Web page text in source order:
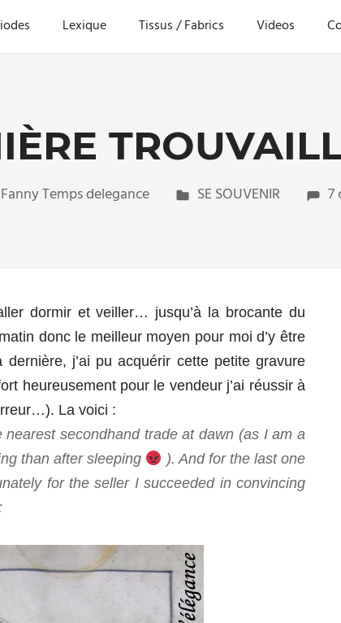
Lexique Tissus / Fabrics Videos
Fanny Temps delegance SE SOUVENIR 7
dormir et veiller… jusqu’à la brocante du
donc le meilleur moyen pour moi d’y être
j’ai pu acquérir cette petite gravure
heureusement pour le vendeur j’ai réussir à
La voici :
secondhand trade at dawn (as I am a
than after sleeping
). And for the last one
for the seller I succeeded in convincing